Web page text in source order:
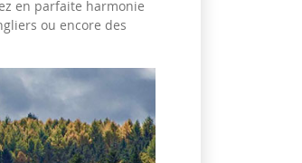
en parfaite harmonie
ou encore des